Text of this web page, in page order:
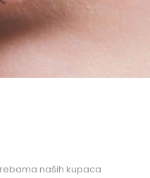
naših kupaca